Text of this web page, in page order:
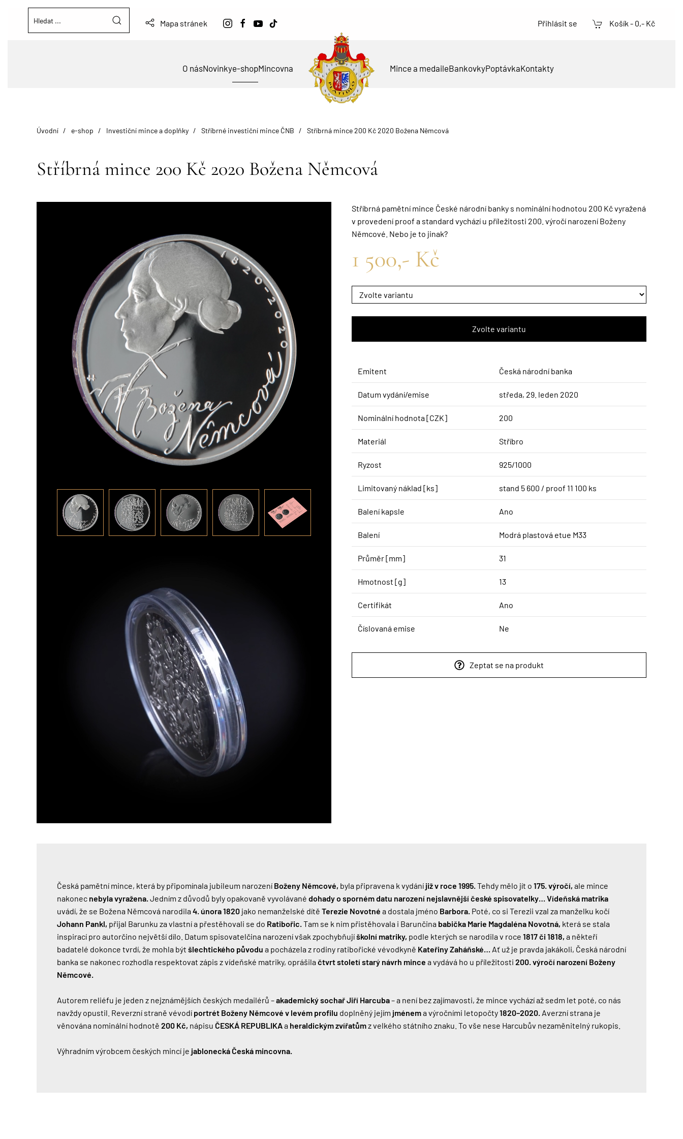
Mapa stránek Přihlásit se Košík - 0,- Kč
O násNovinkye-shopMincovna Mince a medaileBankovkyPoptávkaKontakty
Úvodní e-shop Investiční mince a doplňky Stříbrné investiční mince ČNB Stříbrná mince 200 Kč 2020 Božena Němcová
Stříbrná mince 200 Kč 2020 Božena Němcová
Stříbrná pamětní mince České národní banky s nominální hodnotou 200 Kč vyražená
v provedení proof a standard vychází u příležitosti 200. výročí narození Boženy
Němcové. Nebo je to jinak?
1 500,- Kč
Emitent Česká národní banka
Datum vydání/emise středa, 29. leden 2020
Nominální hodnota [CZK] 200
Materiál Stříbro
Ryzost 925/1000
Limitovaný náklad [ks] stand 5 600 / proof 11 100 ks
Balení kapsle Ano
Balení Modrá plastová etue M33
Průměr [mm] 31
Hmotnost [g] 13
Certifikát Ano
Číslovaná emise Ne
Zeptat se na produkt
Česká pamětní mince, která by připomínala jubileum narození Boženy Němcové, byla připravena k vydání již v roce 1995.Tehdy mělo jít o 175. výročí, ale mince
nakonec nebyla vyražena.Jedním z důvodů byly opakovaně vyvolávané dohady o sporném datu narození nejslavnější české spisovatelky… Vídeňská matrika
uvádí, že se Božena Němcová narodila 4. února 1820 jako nemanželské dítě Terezie Novotné a dostala jméno Barbora. Poté, co si Terezii vzal za manželku kočí
Johann Pankl, přijal Barunku za vlastní a přestěhovali se do Ratibořic.Tam se k nim přistěhovala i Barunčina babička Marie Magdaléna Novotná, která se stala
inspirací pro autorčino největší dílo. Datum spisovatelčina narození však zpochybňujíškolní matriky, podle kterých se narodila v roce 1817 či 1818, a někteří
badatelé dokonce tvrdí, že mohla být šlechtického původu a pocházela z rodiny ratibořické vévodkyně Kateřiny Zaháňské… Ať už je pravda jakákoli, Česká národní
banka se nakonec rozhodla respektovat zápis z vídeňské matriky, oprášila čtvrt století starý návrh mince a vydává ho u příležitosti 200. výročí narození Boženy
Němcové.
Autorem reliéfu je jeden z nejznámějších českých medailérů –akademický sochař Jiří Harcuba– a není bez zajímavosti, že mince vychází až sedm let poté, co nás
navždy opustil. Reverzní straně vévodí portrét Boženy Němcové v levém profilu doplněný jejím jménema výročními letopočty1820–2020. Averzní strana je
věnována nominální hodnotě 200 Kč, nápisu ČESKÁ REPUBLIKAa heraldickým zvířatůmz velkého státního znaku. To vše nese Harcubův nezaměnitelný rukopis.
Výhradním výrobcem českých mincí je jablonecká Česká mincovna.